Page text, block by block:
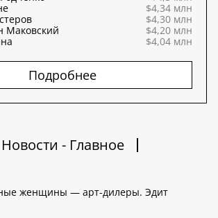
$4,34 млн
$4,30 млн
Маковский
$4,20 млн
$4,04 млн
Подробнее
Новости - Главное
женщины — арт-дилеры. Эдит